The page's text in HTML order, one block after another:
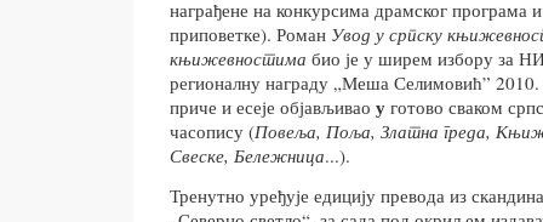
награђене на конкурсима драмског програма
приповетке). Роман Увод у српску
књижевностима био је у ширем избору за
регионалну награду „Меша Селимовић” 2010.
приче и есеје објављивао у готово сваком
часопису (Повеља, Поља, Златна греда,
Свеске, Бележница...).
Тренутно уређује едицију превода из